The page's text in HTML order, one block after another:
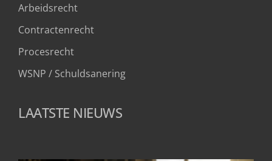
Arbeidsrecht
Contractenrecht
Procesrecht
WSNP / Schuldsanering
LAATSTE NIEUWS